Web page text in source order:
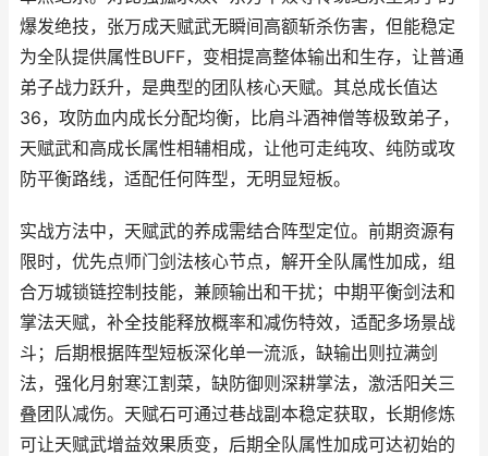
爆发绝技，张万成天赋武无瞬间高额斩杀伤害，但能稳定
为全队提供属性BUFF，变相提高整体输出和生存，让普通
弟子战力跃升，是典型的团队核心天赋。其总成长值达
36，攻防血内成长分配均衡，比肩斗酒神僧等极致弟子，
天赋武和高成长属性相辅相成，让他可走纯攻、纯防或攻
防平衡路线，适配任何阵型，无明显短板。
实战方法中，天赋武的养成需结合阵型定位。前期资源有
限时，优先点师门剑法核心节点，解开全队属性加成，组
合万城锁链控制技能，兼顾输出和干扰；中期平衡剑法和
掌法天赋，补全技能释放概率和减伤特效，适配多场景战
斗；后期根据阵型短板深化单一流派，缺输出则拉满剑
法，强化月射寒江割菜，缺防御则深耕掌法，激活阳关三
叠团队减伤。天赋石可通过巷战副本稳定获取，长期修炼
可让天赋武增益效果质变，后期全队属性加成可达初始的